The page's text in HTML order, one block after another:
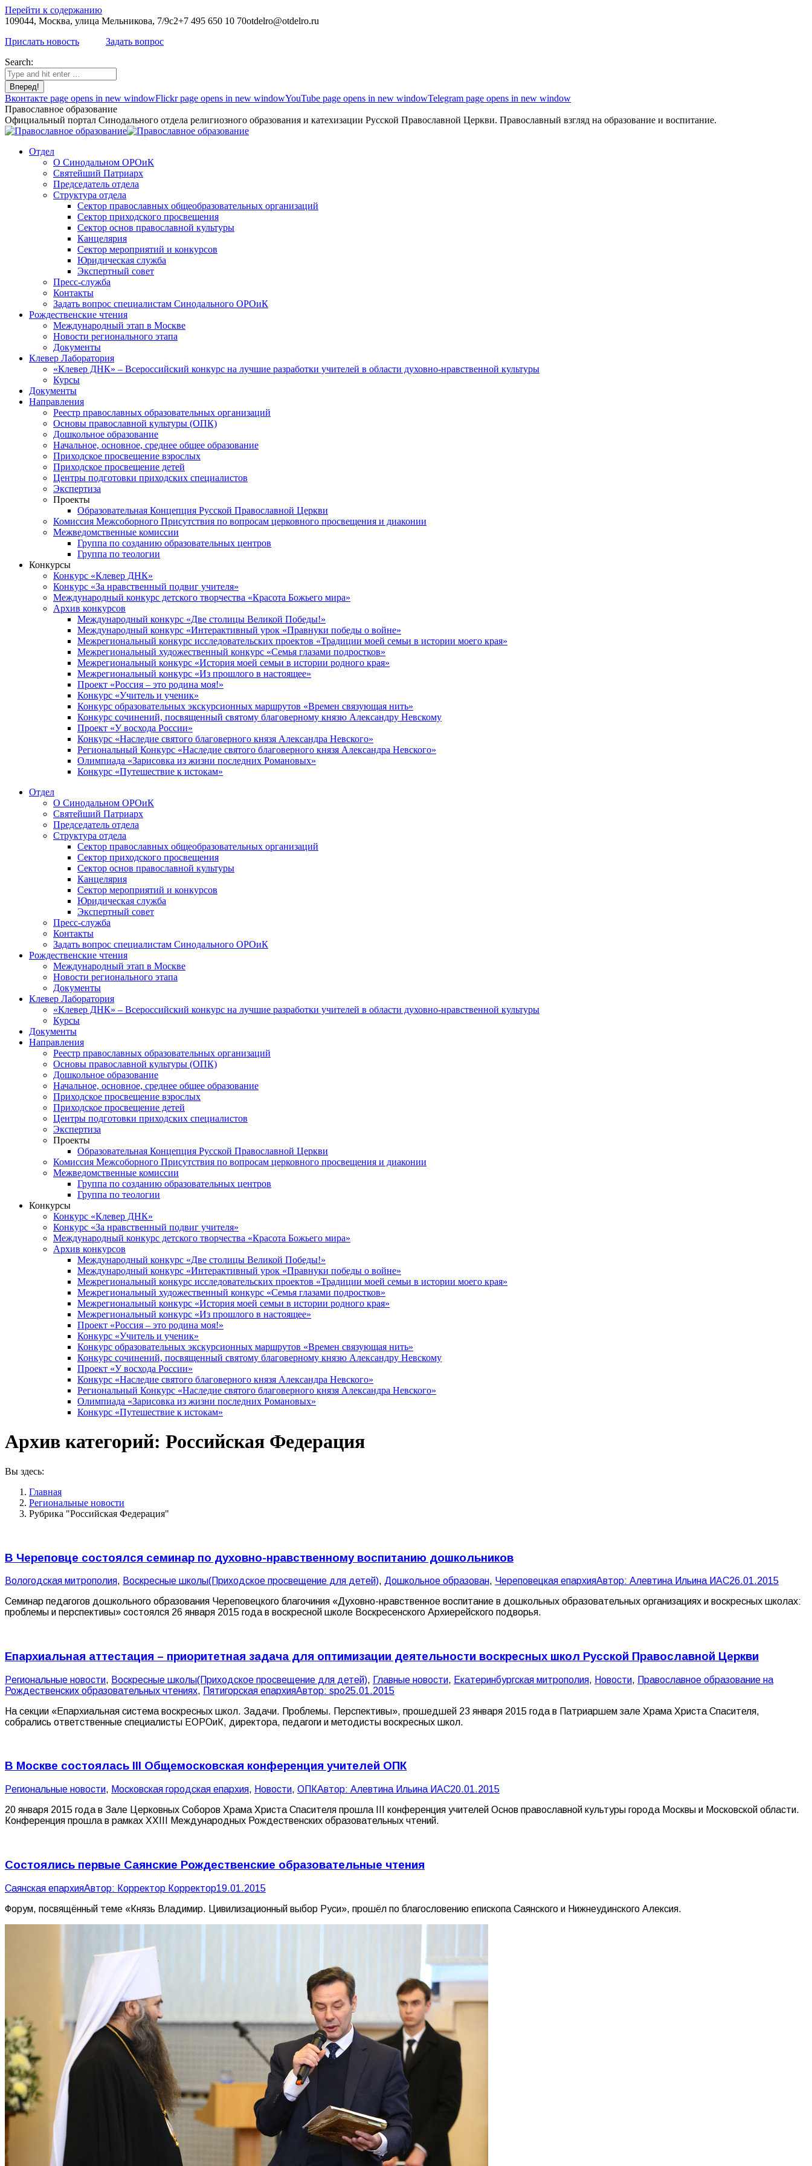
Перейти к содержанию
109044, Москва, улица Мельникова, 7/9с2+7 495 650 10 70otdelro@otdelro.ru
Прислать новость
Задать вопрос
Search:
Вконтакте page opens in new windowFlickr page opens in new windowYouTube page opens in new windowTelegram page opens in new window
Православное образование
Официальный портал Синодального отдела религиозного образования и катехизации Русской Православной Церкви. Православный взгляд на образование и воспитание.
Отдел
О Синодальном ОРОиК
Святейший Патриарх
Председатель отдела
Структура отдела
Сектор православных общеобразовательных организаций
Сектор приходского просвещения
Сектор основ православной культуры
Канцелярия
Сектор мероприятий и конкурсов
Юридическая служба
Экспертный совет
Пресс-служба
Контакты
Задать вопрос специалистам Синодального ОРОиК
Рождественские чтения
Международный этап в Москве
Новости регионального этапа
Документы
Клевер Лаборатория
«Клевер ДНК» – Всероссийский конкурс на лучшие разработки учителей в области духовно-нравственной культуры
Курсы
Документы
Направления
Реестр православных образовательных организаций
Основы православной культуры (ОПК)
Дошкольное образование
Начальное, основное, среднее общее образование
Приходское просвещение взрослых
Приходское просвещение детей
Центры подготовки приходских специалистов
Экспертиза
Проекты
Образовательная Концепция Русской Православной Церкви
Комиссия Межсоборного Присутствия по вопросам церковного просвещения и диаконии
Межведомственные комиссии
Группа по созданию образовательных центров
Группа по теологии
Конкурсы
Конкурс «Клевер ДНК»
Конкурс «За нравственный подвиг учителя»
Международный конкурс детского творчества «Красота Божьего мира»
Архив конкурсов
Международный конкурс «Две столицы Великой Победы!»
Международный конкурс «Интерактивный урок «Правнуки победы о войне»
Межрегиональный конкурс исследовательских проектов «Традиции моей семьи в истории моего края»
Межрегиональный художественный конкурс «Семья глазами подростков»
Межрегиональный конкурс «История моей семьи в истории родного края»
Межрегиональный конкурс «Из прошлого в настоящее»
Проект «Россия – это родина моя!»
Конкурс «Учитель и ученик»
Конкурс образовательных экскурсионных маршрутов «Времен связующая нить»
Конкурс сочинений, посвященный святому благоверному князю Александру Невскому
Проект «У восхода России»
Конкурс «Наследие святого благоверного князя Александра Невского»
Региональный Конкурс «Наследие святого благоверного князя Александра Невского»
Олимпиада «Зарисовка из жизни последних Романовых»
Конкурс «Путешествие к истокам»
Отдел
О Синодальном ОРОиК
Святейший Патриарх
Председатель отдела
Структура отдела
Сектор православных общеобразовательных организаций
Сектор приходского просвещения
Сектор основ православной культуры
Канцелярия
Сектор мероприятий и конкурсов
Юридическая служба
Экспертный совет
Пресс-служба
Контакты
Задать вопрос специалистам Синодального ОРОиК
Рождественские чтения
Международный этап в Москве
Новости регионального этапа
Документы
Клевер Лаборатория
«Клевер ДНК» – Всероссийский конкурс на лучшие разработки учителей в области духовно-нравственной культуры
Курсы
Документы
Направления
Реестр православных образовательных организаций
Основы православной культуры (ОПК)
Дошкольное образование
Начальное, основное, среднее общее образование
Приходское просвещение взрослых
Приходское просвещение детей
Центры подготовки приходских специалистов
Экспертиза
Проекты
Образовательная Концепция Русской Православной Церкви
Комиссия Межсоборного Присутствия по вопросам церковного просвещения и диаконии
Межведомственные комиссии
Группа по созданию образовательных центров
Группа по теологии
Конкурсы
Конкурс «Клевер ДНК»
Конкурс «За нравственный подвиг учителя»
Международный конкурс детского творчества «Красота Божьего мира»
Архив конкурсов
Международный конкурс «Две столицы Великой Победы!»
Международный конкурс «Интерактивный урок «Правнуки победы о войне»
Межрегиональный конкурс исследовательских проектов «Традиции моей семьи в истории моего края»
Межрегиональный художественный конкурс «Семья глазами подростков»
Межрегиональный конкурс «История моей семьи в истории родного края»
Межрегиональный конкурс «Из прошлого в настоящее»
Проект «Россия – это родина моя!»
Конкурс «Учитель и ученик»
Конкурс образовательных экскурсионных маршрутов «Времен связующая нить»
Конкурс сочинений, посвященный святому благоверному князю Александру Невскому
Проект «У восхода России»
Конкурс «Наследие святого благоверного князя Александра Невского»
Региональный Конкурс «Наследие святого благоверного князя Александра Невского»
Олимпиада «Зарисовка из жизни последних Романовых»
Конкурс «Путешествие к истокам»
Архив категорий: Российская Федерация
Вы здесь:
Главная
Pегиональные новости
Рубрика "Российская Федерация"
В Череповце состоялся семинар по духовно-нравственному воспитанию дошкольников
Вологодская митрополия, Воскресные школы(Приходское просвещение для детей), Дошкольное образован, Череповецкая епархияАвтор: Алевтина Ильина ИАС26.01.2015
Семинар педагогов дошкольного образования Череповецкого благочиния «Духовно-нравственное воспитание в дошкольных образовательных организациях и воскресных школах:
проблемы и перспективы» состоялся 26 января 2015 года в воскресной школе Воскресенского Архиерейского подворья.
Епархиальная аттестация – приоритетная задача для оптимизации деятельности воскресных школ Русской Православной Церкви
Pегиональные новости, Воскресные школы(Приходское просвещение для детей), Главные новости, Екатеринбургская митрополия, Новости, Православное образование на
Рождественских образовательных чтениях, Пятигорская епархияАвтор: spo25.01.2015
На секции «Епархиальная система воскресных школ. Задачи. Проблемы. Перспективы», прошедшей 23 января 2015 года в Патриаршем зале Храма Христа Спасителя,
собрались ответственные специалисты ЕОРОиК, директора, педагоги и методисты воскресных школ.
В Москве состоялась III Общемосковская конференция учителей ОПК
Pегиональные новости, Московская городская епархия, Новости, ОПКАвтор: Алевтина Ильина ИАС20.01.2015
20 января 2015 года в Зале Церковных Соборов Храма Христа Спасителя прошла III конференция учителей Основ православной культуры города Москвы и Московской области.
Конференция прошла в рамках XXIII Международных Рождественских образовательных чтений.
Состоялись первые Саянские Рождественские образовательные чтения
Саянская епархияАвтор: Корректор Корректор19.01.2015
Форум, посвящённый теме «Князь Владимир. Цивилизационный выбор Руси», прошёл по благословению епископа Саянского и Нижнеудинского Алексия.